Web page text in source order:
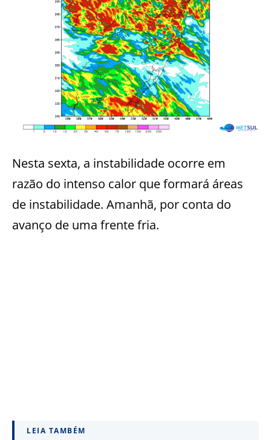
Nesta sexta, a instabilidade ocorre em
razão do intenso calor que formará áreas
de instabilidade. Amanhã, por conta do
avanço de uma frente fria.
LEIA TAMBÉM